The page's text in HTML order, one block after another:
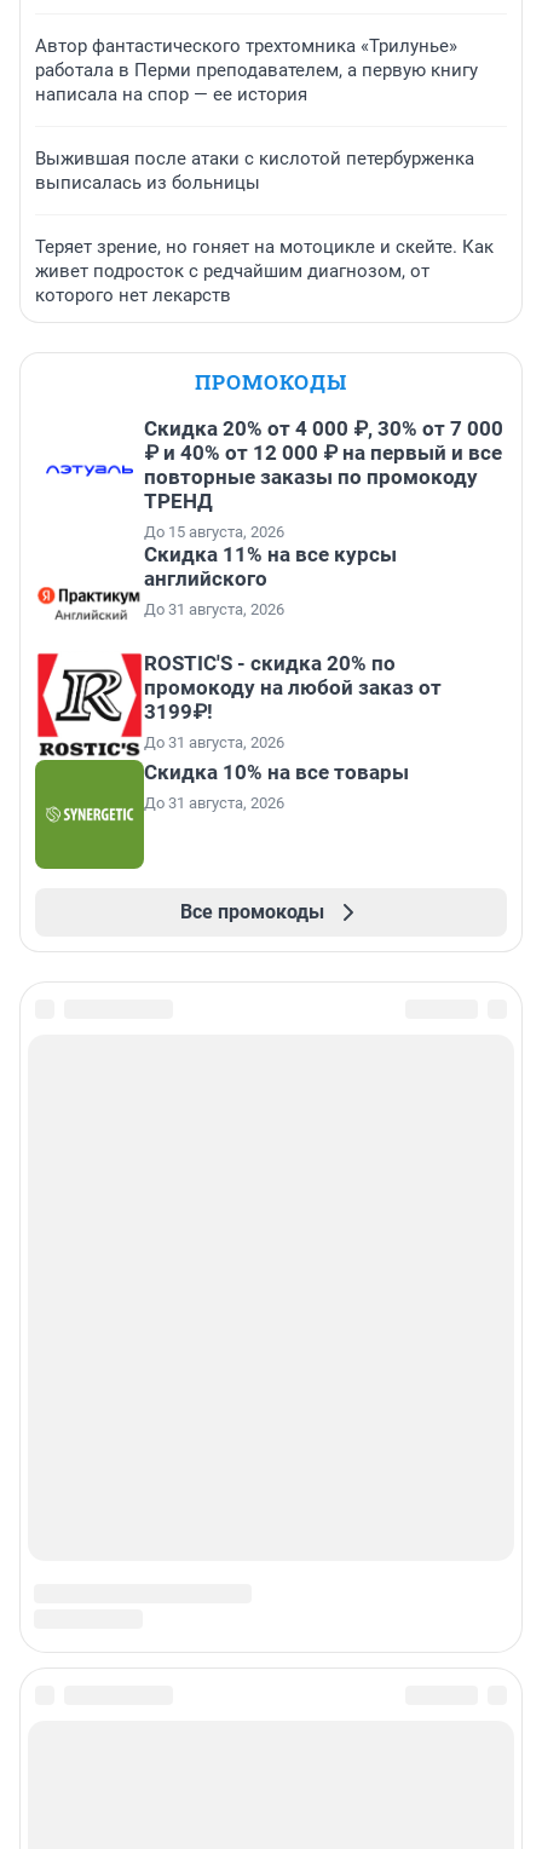
Автор фантастического трехтомника «Трилунье»
работала в Перми преподавателем, а первую книгу
написала на спор — ее история
Выжившая после атаки с кислотой петербурженка
выписалась из больницы
Теряет зрение, но гоняет на мотоцикле и скейте. Как
живет подросток с редчайшим диагнозом, от
которого нет лекарств
ПРОМОКОДЫ
Скидка 20% от 4 000 ₽, 30% от 7 000
₽ и 40% от 12 000 ₽ на первый и все
повторные заказы по промокоду
ТРЕНД
До 15 августа, 2026
Скидка 11% на все курсы
английского
До 31 августа, 2026
ROSTIC'S - скидка 20% по
промокоду на любой заказ от
3199₽!
До 31 августа, 2026
Скидка 10% на все товары
До 31 августа, 2026
Все промокоды